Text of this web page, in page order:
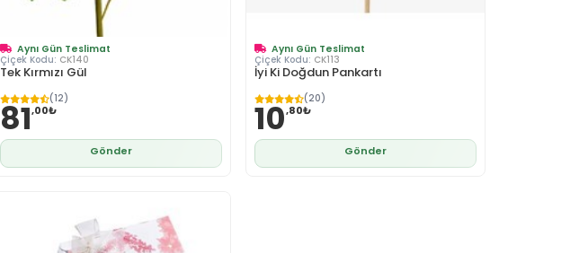
Aynı Gün Teslimat
Çiçek Kodu: CK140
Tek Kırmızı Gül
(12)
81,00₺
Gönder
Aynı Gün Teslimat
Çiçek Kodu: CK113
İyi Ki Doğdun Pankartı
(20)
10,80₺
Gönder